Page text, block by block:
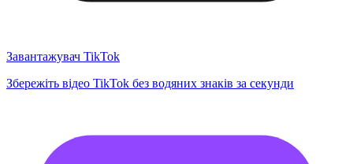
Завантажувач TikTok
Збережіть відео TikTok без водяних знаків за секунди